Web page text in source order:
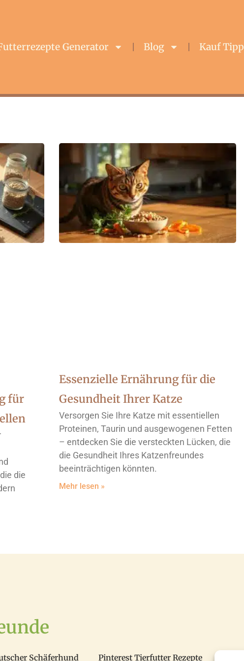
Generator Blog Kauf Tipp
für
die
Essenzielle Ernährung für die
Gesundheit Ihrer Katze
Versorgen Sie Ihre Katze mit essentiellen
Proteinen, Taurin und ausgewogenen Fetten
– entdecken Sie die versteckten Lücken, die
die Gesundheit Ihres Katzenfreundes
beeinträchtigen könnten.
Mehr lesen »
Schäferhund Pinterest Tierfutter Rezepte